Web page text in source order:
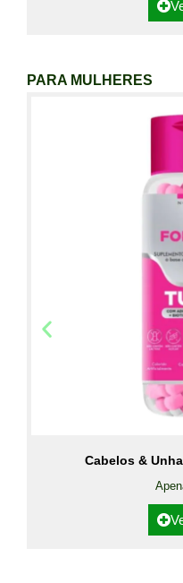
PARA MULHERES
Cabelos &